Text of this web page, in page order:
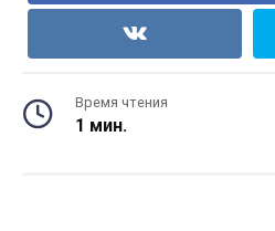
Время чтения
1 мин.